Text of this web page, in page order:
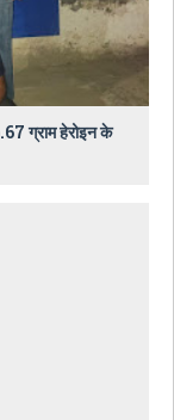
ग्राम हेरोइन के